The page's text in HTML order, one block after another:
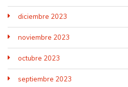
diciembre 2023
noviembre 2023
octubre 2023
septiembre 2023